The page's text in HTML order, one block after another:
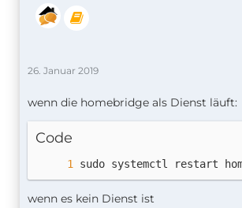
26. Januar 2019
wenn die homebridge als Dienst läuft:
Code
sudo systemctl restart
wenn es kein Dienst ist